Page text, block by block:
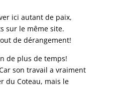
ici autant de paix,
sur le même site.
de dérangement!
de plus de temps!
son travail a vraiment
du Coteau, mais le